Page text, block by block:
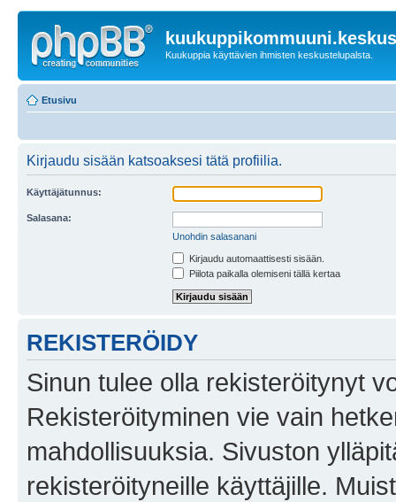
Kuukuppia käyttävien ihmisten keskustelupalsta.
Etusivu
Kirjaudu sisään katsoaksesi tätä profiilia.
Käyttäjätunnus:
Salasana:
Unohdin salasanani
Kirjaudu automaattisesti sisään.
Piilota paikalla olemiseni tällä kertaa
REKISTERÖIDY
Sinun tulee olla rekisteröitynyt
Rekisteröityminen vie vain
mahdollisuuksia. Sivuston
rekisteröityneille käyttäjille.